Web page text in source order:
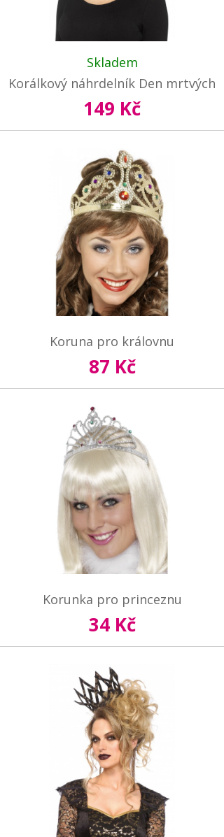
Skladem
Korálkový náhrdelník Den mrtvých
149 Kč
Koruna pro královnu
87 Kč
Korunka pro princeznu
34 Kč